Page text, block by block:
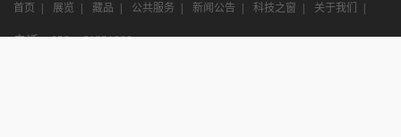
首页 | 展览 | 藏品 | 公共服务 | 新闻公告 | 科技之窗 | 关于我们 |
电话：028—61831009